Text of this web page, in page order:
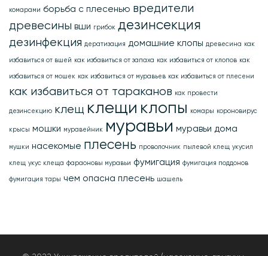
комарами борьба с плесенью вредители
древесины вши грибок дезинсекция
дезинфекция дератизация домашние клопы древесина как
избавиться от вшей как избавиться от запаха как избавиться от клопов как
избавиться от мошек как избавиться от муравьев как избавиться от плесени
как избавиться от тараканов как провести
дезинсекцию клещ клещи клопы комары короновирус
крысы мошки муравейник муравьи муравьи дома
мушки насекомые плесень проволочник пылевой клещ укусил
клещ укус клеща фараоновы муравьи фумигация фумигация поддонов
фумигация тары чем опасна плесень шашель